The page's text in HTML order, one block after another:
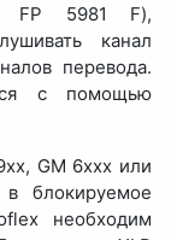
FP 5981 F),
канал
перевода.
с помощью
GM 6xxx или
блокируемое
необходим